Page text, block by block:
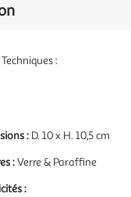
:
: D. 10 x H. 10,5 cm
:Verre & Paraffine
: